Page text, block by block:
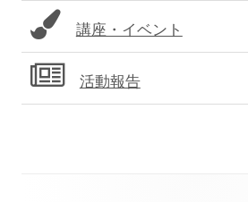
講座・イベント
活動報告